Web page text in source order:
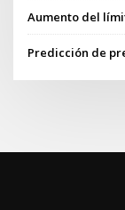
Aumento del
Predicción de